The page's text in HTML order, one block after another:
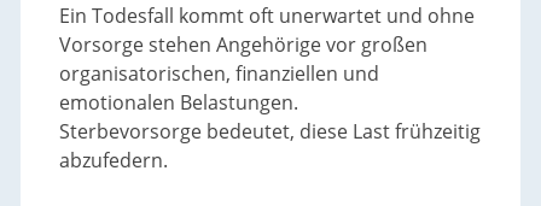
Ein Todesfall kommt oft unerwartet und ohne
Vorsorge stehen Angehörige vor großen
organisatorischen, finanziellen und
emotionalen Belastungen.
Sterbevorsorge bedeutet, diese Last frühzeitig
abzufedern.